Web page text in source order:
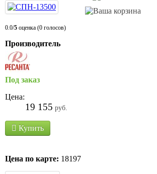
0.0/5 оценка (0 голосов)
Производитель
Под заказ
Цена:
19 155 руб.
Купить
Цена по карте: 18197